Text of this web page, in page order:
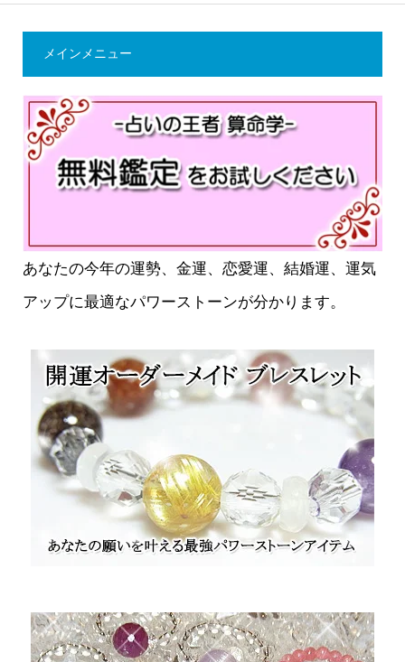
メインメニュー
あなたの今年の運勢、金運、恋愛運、結婚運、運気
アップに最適なパワーストーンが分かります。